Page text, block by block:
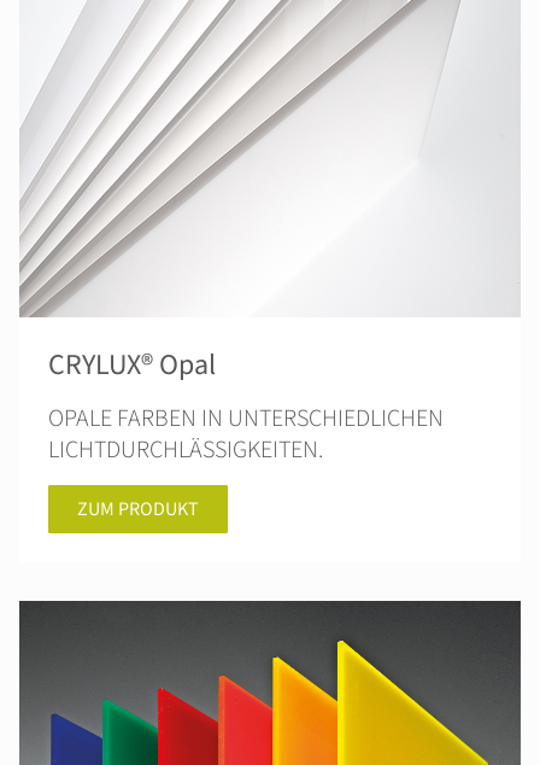
CRYLUX® Opal
OPALE FARBEN IN UNTERSCHIEDLICHEN
LICHTDURCHLÄSSIGKEITEN.
ZUM PRODUKT